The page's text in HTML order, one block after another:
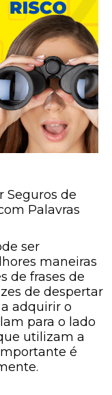
Seguros de
Palavras
ser
maneiras
de frases de
de despertar
adquirir o
para o lado
utilizam a
é